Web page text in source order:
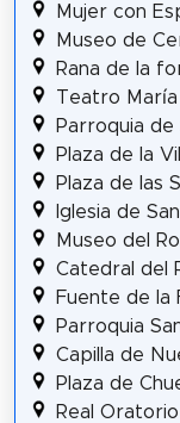
Mujer con
Museo de
Rana de la
Teatro
Parroquia
Plaza de la
Plaza de las
Iglesia de
Museo del
Catedral del
Fuente de la
Parroquia
Capilla de
Plaza de
Real